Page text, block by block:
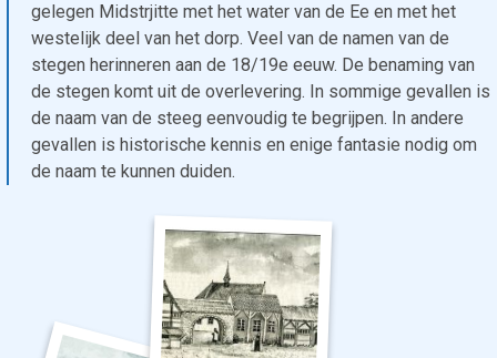
gelegen Midstrjitte met het water van de Ee en met het
westelijk deel van het dorp. Veel van de namen van de
stegen herinneren aan de 18/19e eeuw. De benaming van
de stegen komt uit de overlevering. In sommige gevallen is
de naam van de steeg eenvoudig te begrijpen. In andere
gevallen is historische kennis en enige fantasie nodig om
de naam te kunnen duiden.